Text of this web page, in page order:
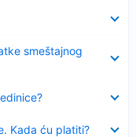
smeštajnog
Kada ću platiti?